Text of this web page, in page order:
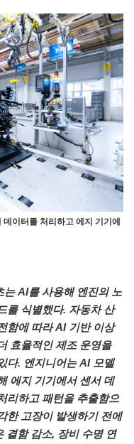
이터를 처리하고 에지 기기에
는 AI를 사용해 엔진의 노
를 식별했다. 자동차 산
함에 따라 AI 기반 이상
효율적인 제조 운영을
다. 엔지니어는 AI 모델
에지 기기에서 센서 데
리하고 패턴을 추출함으
한 고장이 발생하기 전에
결함 감소, 장비 수명 연